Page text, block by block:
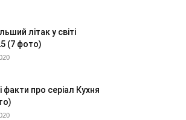
літак у світі
(7 фото)
факти про серіал Кухня